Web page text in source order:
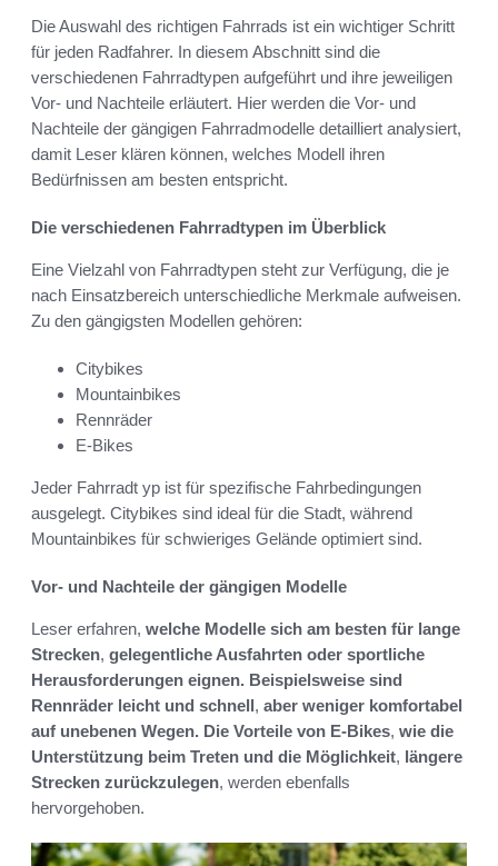
Die Auswahl des richtigen Fahrrads ist ein wichtiger Schritt
für jeden Radfahrer. In diesem Abschnitt sind die
verschiedenen Fahrradtypen aufgeführt und ihre jeweiligen
Vor- und Nachteile erläutert. Hier werden die Vor- und
Nachteile der gängigen Fahrradmodelle detailliert analysiert,
damit Leser klären können, welches Modell ihren
Bedürfnissen am besten entspricht.
Die verschiedenen Fahrradtypen im Überblick
Eine Vielzahl von Fahrradtypen steht zur Verfügung, die je
nach Einsatzbereich unterschiedliche Merkmale aufweisen.
Zu den gängigsten Modellen gehören:
Citybikes
Mountainbikes
Rennräder
E-Bikes
Jeder Fahrradt yp ist für spezifische Fahrbedingungen
ausgelegt. Citybikes sind ideal für die Stadt, während
Mountainbikes für schwieriges Gelände optimiert sind.
Vor- und Nachteile der gängigen Modelle
Leser erfahren, welche Modelle sich am besten für lange
Strecken, gelegentliche Ausfahrten oder sportliche
Herausforderungen eignen. Beispielsweise sind
Rennräder leicht und schnell, aber weniger komfortabel
auf unebenen Wegen. Die Vorteile von E-Bikes, wie die
Unterstützung beim Treten und die Möglichkeit, längere
Strecken zurückzulegen, werden ebenfalls
hervorgehoben.